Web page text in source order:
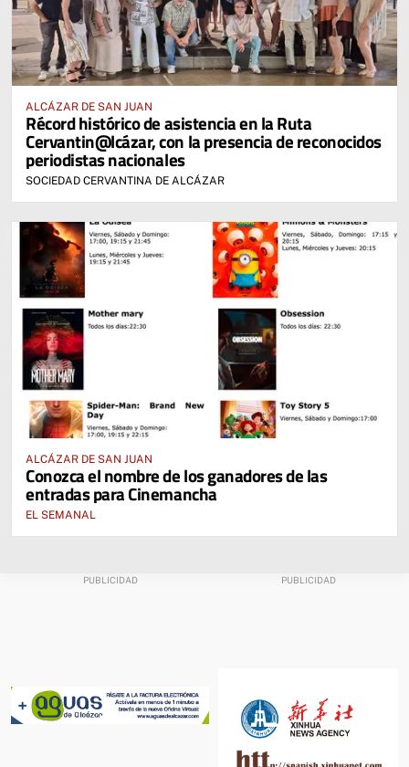
ALCÁZAR DE SAN JUAN
Récord histórico de asistencia en la Ruta
Cervantin@lcázar, con la presencia de reconocidos
periodistas nacionales
SOCIEDAD CERVANTINA DE ALCÁZAR
ALCÁZAR DE SAN JUAN
Conozca el nombre de los ganadores de las
entradas para Cinemancha
EL SEMANAL